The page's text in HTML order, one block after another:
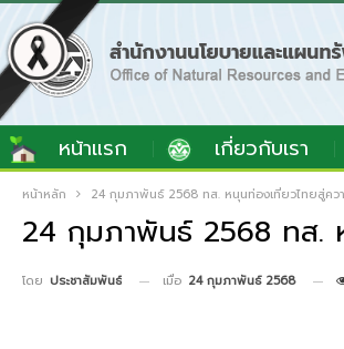
หน้าแรก เกี่ยวกับเรา
หน้าหลัก 24 กุมภาพันธ์ 2568 ทส. หนุนท่องเที่ยวไทยสู่ค
24 กุมภาพันธ์ 2568 ทส.
โดย ประชาสัมพันธ์ เมื่อ 24 กุมภาพันธ์ 2568